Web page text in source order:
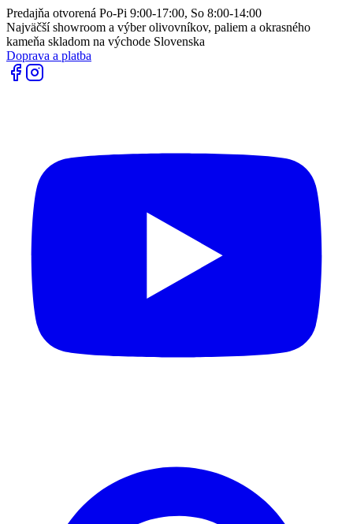
Predajňa otvorená Po-Pi 9:00-17:00, So 8:00-14:00
Najväčší showroom a výber olivovníkov, paliem a okrasného
kameňa skladom na východe Slovenska
Doprava a platba